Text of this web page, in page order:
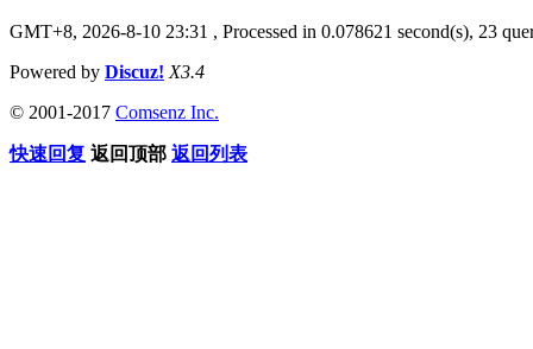
GMT+8, 2026-8-10 23:31 , Processed in 0.078621 second(s), 23
Powered by Discuz! X3.4
© 2001-2017 Comsenz Inc.
快速回复 返回顶部 返回列表